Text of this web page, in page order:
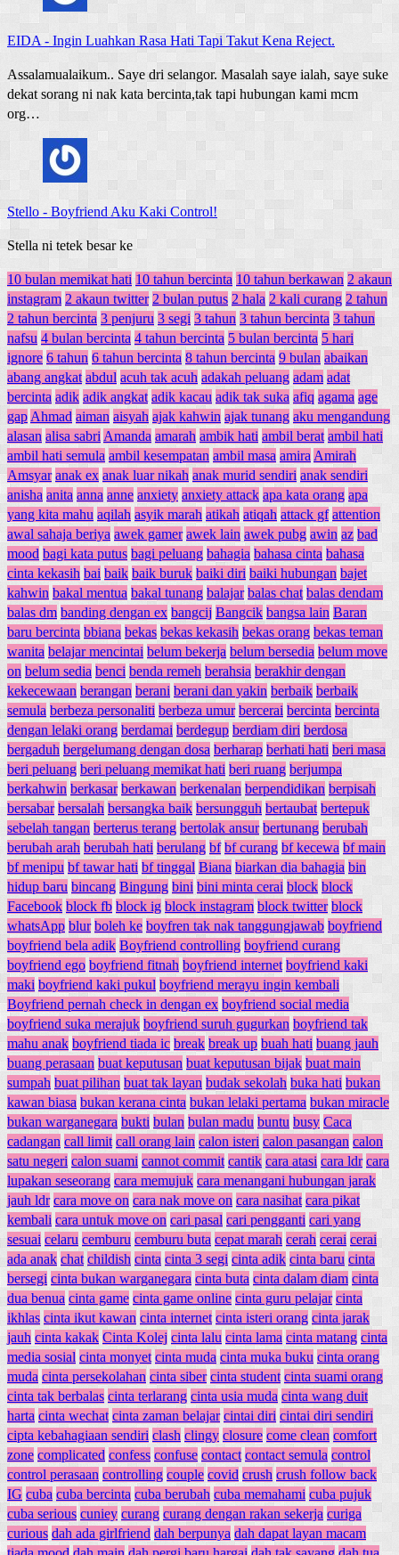
EIDA - Ingin Luahkan Rasa Hati Tapi Takut Kena Reject.
Assalamualaikum.. Saye dri selangor. Masalah saye ialah, saye suke
dekat sorang ni nak kata bercinta,tak tapi hubungan kami mcm
org…
Stello - Boyfriend Aku Kaki Control!
Stella ni tetek besar ke
10 bulan memikat hati 10 tahun bercinta 10 tahun berkawan 2 akaun
instagram 2 akaun twitter 2 bulan putus 2 hala 2 kali curang 2 tahun
2 tahun bercinta 3 penjuru 3 segi 3 tahun 3 tahun bercinta 3 tahun
nafsu 4 bulan bercinta 4 tahun bercinta 5 bulan bercinta 5 hari
ignore 6 tahun 6 tahun bercinta 8 tahun bercinta 9 bulan abaikan
abang angkat abdul acuh tak acuh adakah peluang adam adat
bercinta adik adik angkat adik kacau adik tak suka afiq agama age
gap Ahmad aiman aisyah ajak kahwin ajak tunang aku mengandung
alasan alisa sabri Amanda amarah ambik hati ambil berat ambil hati
ambil hati semula ambil kesempatan ambil masa amira Amirah
Amsyar anak ex anak luar nikah anak murid sendiri anak sendiri
anisha anita anna anne anxiety anxiety attack apa kata orang apa
yang kita mahu aqilah asyik marah atikah atiqah attack gf attention
awal sahaja beriya awek gamer awek lain awek pubg awin az bad
mood bagi kata putus bagi peluang bahagia bahasa cinta bahasa
cinta kekasih bai baik baik buruk baiki diri baiki hubungan bajet
kahwin bakal mentua bakal tunang balajar balas chat balas dendam
balas dm banding dengan ex bangcij Bangcik bangsa lain Baran
baru bercinta bbiana bekas bekas kekasih bekas orang bekas teman
wanita belajar mencintai belum bekerja belum bersedia belum move
on belum sedia benci benda remeh berahsia berakhir dengan
kekecewaan berangan berani berani dan yakin berbaik berbaik
semula berbeza personaliti berbeza umur bercerai bercinta bercinta
dengan lelaki orang berdamai berdegup berdiam diri berdosa
bergaduh bergelumang dengan dosa berharap berhati hati beri masa
beri peluang beri peluang memikat hati beri ruang berjumpa
berkahwin berkasar berkawan berkenalan berpendidikan berpisah
bersabar bersalah bersangka baik bersungguh bertaubat bertepuk
sebelah tangan berterus terang bertolak ansur bertunang berubah
berubah arah berubah hati berulang bf bf curang bf kecewa bf main
bf menipu bf tawar hati bf tinggal Biana biarkan dia bahagia bin
hidup baru bincang Bingung bini bini minta cerai block block
Facebook block fb block ig block instagram block twitter block
whatsApp blur boleh ke boyfren tak nak tanggungjawab boyfriend
boyfriend bela adik Boyfriend controlling boyfriend curang
boyfriend ego boyfriend fitnah boyfriend internet boyfriend kaki
maki boyfriend kaki pukul boyfriend merayu ingin kembali
Boyfriend pernah check in dengan ex boyfriend social media
boyfriend suka merajuk boyfriend suruh gugurkan boyfriend tak
mahu anak boyfriend tiada ic break break up buah hati buang jauh
buang perasaan buat keputusan buat keputusan bijak buat main
sumpah buat pilihan buat tak layan budak sekolah buka hati bukan
kawan biasa bukan kerana cinta bukan lelaki pertama bukan miracle
bukan warganegara bukti bulan bulan madu buntu busy Caca
cadangan call limit call orang lain calon isteri calon pasangan calon
satu negeri calon suami cannot commit cantik cara atasi cara ldr cara
lupakan seseorang cara memujuk cara menangani hubungan jarak
jauh ldr cara move on cara nak move on cara nasihat cara pikat
kembali cara untuk move on cari pasal cari pengganti cari yang
sesuai celaru cemburu cemburu buta cepat marah cerah cerai cerai
ada anak chat childish cinta cinta 3 segi cinta adik cinta baru cinta
bersegi cinta bukan warganegara cinta buta cinta dalam diam cinta
dua benua cinta game cinta game online cinta guru pelajar cinta
ikhlas cinta ikut kawan cinta internet cinta isteri orang cinta jarak
jauh cinta kakak Cinta Kolej cinta lalu cinta lama cinta matang cinta
media sosial cinta monyet cinta muda cinta muka buku cinta orang
muda cinta persekolahan cinta siber cinta student cinta suami orang
cinta tak berbalas cinta terlarang cinta usia muda cinta wang duit
harta cinta wechat cinta zaman belajar cintai diri cintai diri sendiri
cipta kebahagiaan sendiri clash clingy closure come clean comfort
zone complicated confess confuse contact contact semula control
control perasaan controlling couple covid crush crush follow back
IG cuba cuba bercinta cuba berubah cuba memahami cuba pujuk
cuba serious cuniey curang curang dengan rakan sekerja curiga
curious dah ada girlfriend dah berpunya dah dapat layan macam